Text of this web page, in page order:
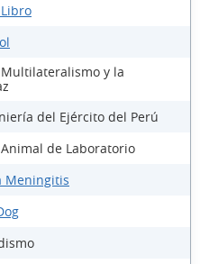
y la
del Ejército del Perú
de Laboratorio
Meningitis